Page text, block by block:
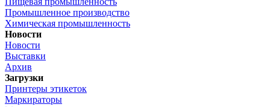
Промышленное производство
Химическая промышленность
Новости
Новости
Выставки
Архив
Загрузки
Принтеры этикеток
Маркираторы